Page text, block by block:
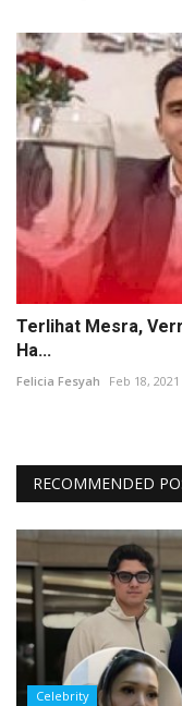
Terlihat Mesra,
Ha...
Felicia Fesyah Feb 18, 2021
RECOMMENDED
Celebrity